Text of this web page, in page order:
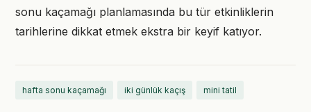
sonu kaçamağı planlamasında bu tür etkinliklerin
tarihlerine dikkat etmek ekstra bir keyif katıyor.
hafta sonu kaçamağı iki günlük kaçış mini tatil